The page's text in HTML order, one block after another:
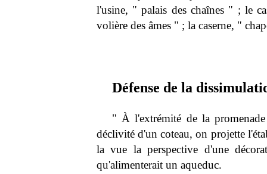
l'usine, " palais des chaînes " ; le
volière des âmes " ; la caserne, "
Défense de la
" À l'extrémité de la
déclivité d'un coteau, on projette
la vue la perspective d'une
qu'alimenterait un aqueduc.